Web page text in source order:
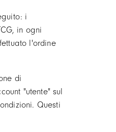
i
in ogni
l'ordine
di
"utente" sul
Questi